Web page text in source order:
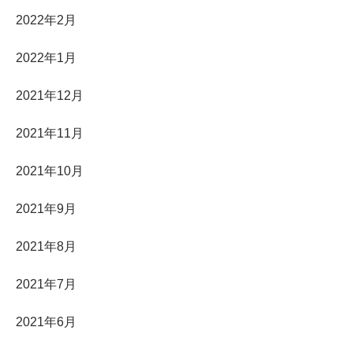
2022年2月
2022年1月
2021年12月
2021年11月
2021年10月
2021年9月
2021年8月
2021年7月
2021年6月